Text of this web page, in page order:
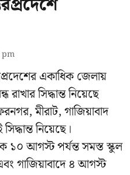
pm
একাধিক জেলায়
সিদ্ধান্ত নিয়েছে
মীরাট, গাজিয়াবাদ
নিয়েছে।
আগস্ট পর্যন্ত সমস্ত স্কুল
গাজিয়াবাদে ৪ আগস্ট